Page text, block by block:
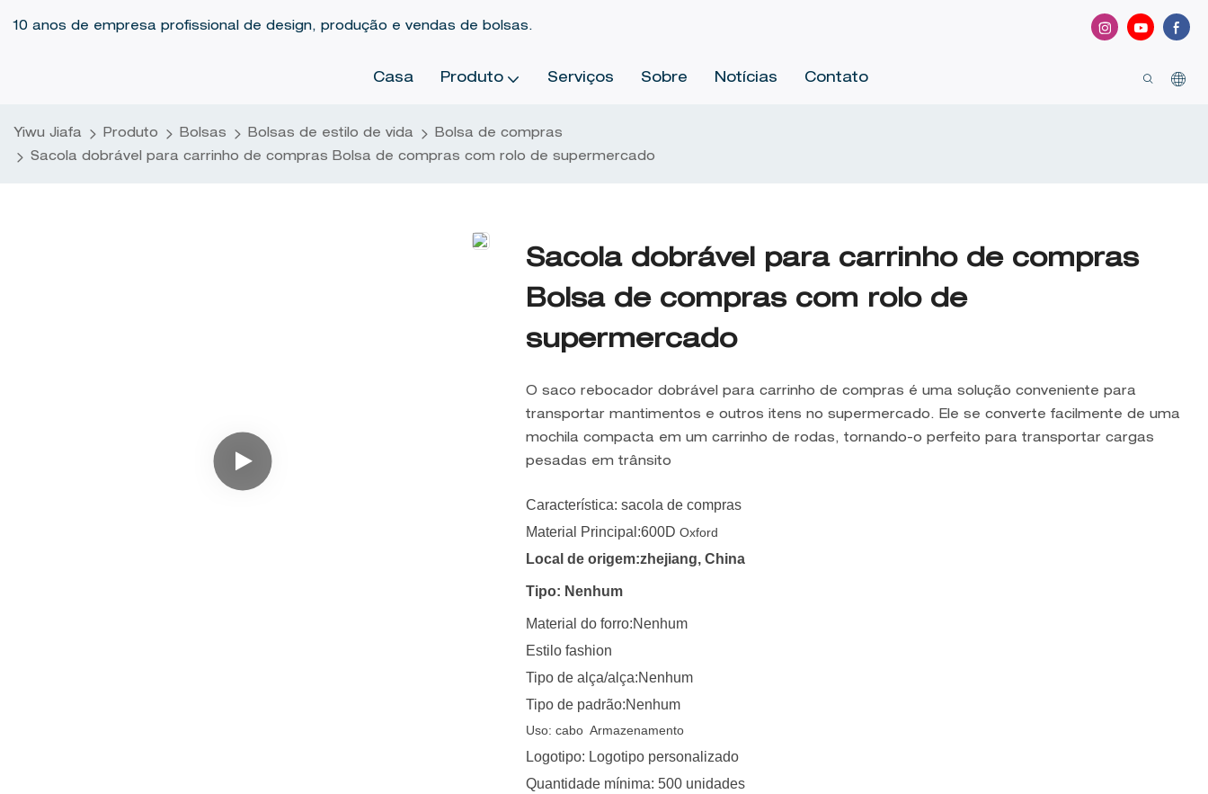
10 anos de empresa profissional de design, produção e vendas de bolsas.
Casa Produto Serviços Sobre Notícias Contato
Yiwu Jiafa Produto Bolsas Bolsas de estilo de vida
Bolsa de compras
Sacola dobrável para carrinho de compras Bolsa de compras com rolo de supermercado
Sacola dobrável para carrinho de compras
Bolsa de compras com rolo de
supermercado
O saco rebocador dobrável para carrinho de compras é uma solução conveniente para
transportar mantimentos e outros itens no supermercado. Ele se converte facilmente de uma
mochila compacta em um carrinho de rodas, tornando-o perfeito para transportar cargas
pesadas em trânsito
Característica: sacola de compras
Material Principal:600D Oxford
Local de origem:zhejiang, China
Tipo: Nenhum
Material do forro:Nenhum
Estilo fashion
Tipo de alça/alça:Nenhum
Tipo de padrão:Nenhum
Uso: cabo Armazenamento
Logotipo: Logotipo personalizado
Quantidade mínima: 500 unidades